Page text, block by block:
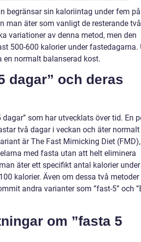
begränsar sin kaloriintag under fem på
man äter som vanligt de resterande två
variationer av denna metod, men den
500-600 kalorier under fastedagarna.
normalt balanserad kost.
dagar” och deras
som har utvecklats över tid. En
två dagar i veckan och äter normalt
är The Fast Mimicking Diet
med fasta utan att helt eliminera
äter ett specifikt antal kalorier under
kalorier. Även om dessa två
andra varianter som ”fast-5” och
om ”fasta 5